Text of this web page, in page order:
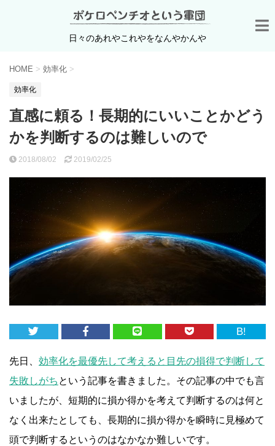
日々のあれやこれやをなんやかんや
HOME > 効率化 >
効率化
直感に頼る！長期的にいいことかどう
かを判断するのは難しいので
2018/08/02 2019/02/25
B!
先日、 効率化を最優先して考えると目先の損得で判断して
失敗しがち という記事を書きました。その記事の中でも言
いましたが、短期的に損か得かを考えて判断するのは何と
なく出来たとしても、長期的に損か得かを瞬時に見極めて
頭で判断するというのはなかなか難しいです。